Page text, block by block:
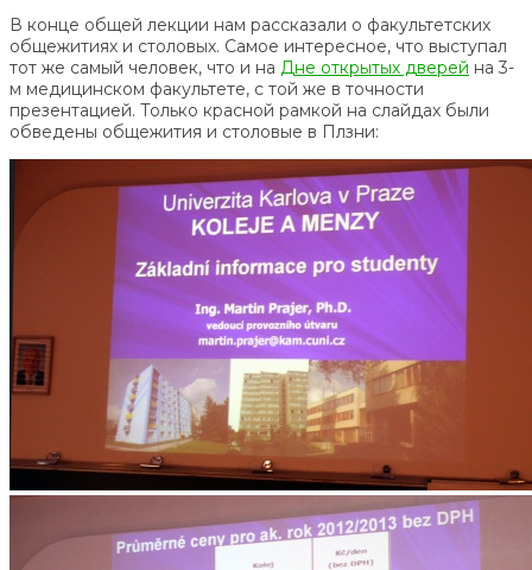
В конце общей лекции нам рассказали о факультетских
общежитиях и столовых. Самое интересное, что выступал
тот же самый человек, что и на Дне открытых дверей на 3-
м медицинском факультете, с той же в точности
презентацией. Только красной рамкой на слайдах были
обведены общежития и столовые в Плзни: